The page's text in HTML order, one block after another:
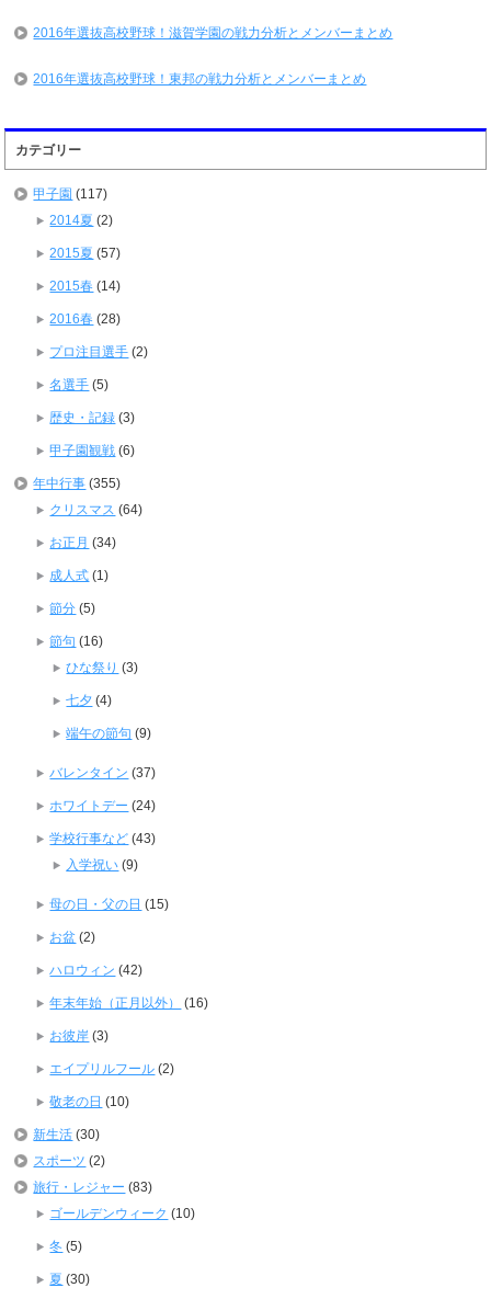
2016年選抜高校野球！滋賀学園の戦力分析とメンバーまとめ
2016年選抜高校野球！東邦の戦力分析とメンバーまとめ
カテゴリー
甲子園 (117)
2014夏 (2)
2015夏 (57)
2015春 (14)
2016春 (28)
プロ注目選手 (2)
名選手 (5)
歴史・記録 (3)
甲子園観戦 (6)
年中行事 (355)
クリスマス (64)
お正月 (34)
成人式 (1)
節分 (5)
節句 (16)
ひな祭り (3)
七夕 (4)
端午の節句 (9)
バレンタイン (37)
ホワイトデー (24)
学校行事など (43)
入学祝い (9)
母の日・父の日 (15)
お盆 (2)
ハロウィン (42)
年末年始（正月以外） (16)
お彼岸 (3)
エイプリルフール (2)
敬老の日 (10)
新生活 (30)
スポーツ (2)
旅行・レジャー (83)
ゴールデンウィーク (10)
冬 (5)
夏 (30)